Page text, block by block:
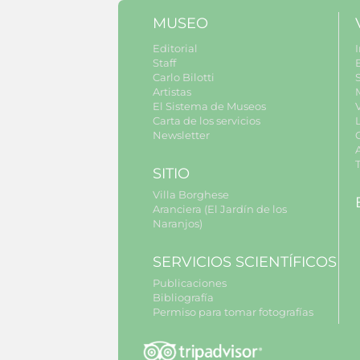
MUSEO
Editorial
Staff
Carlo Bilotti
Artistas
El Sistema de Museos
Carta de los servicios
Newsletter
SITIO
Villa Borghese
Aranciera (El Jardín de los
Naranjos)
SERVICIOS SCIENTÍFICOS
Publicaciones
Bibliografía
Permiso para tomar fotografías